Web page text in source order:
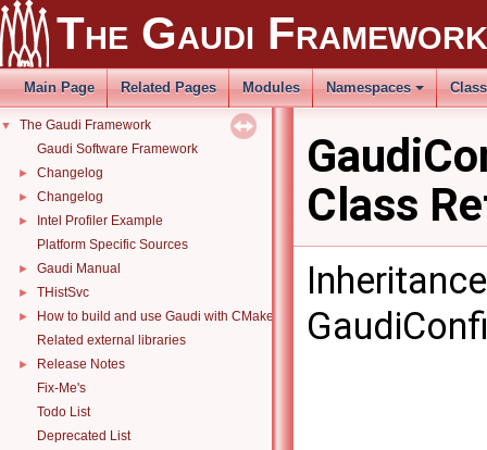
The Gaudi Framework
Main Page Related Pages Modules Namespaces
▼
The Gaudi Framework
Gaudi Software Framework
► Changelog
► Changelog
►
Intel Profiler Example
Platform Specific Sources
► Gaudi Manual
► THistSvc
►
How to build and use Gaudi with CMake
Related external libraries
►
Release Notes
Fix-Me's
Todo List
Deprecated List
Class